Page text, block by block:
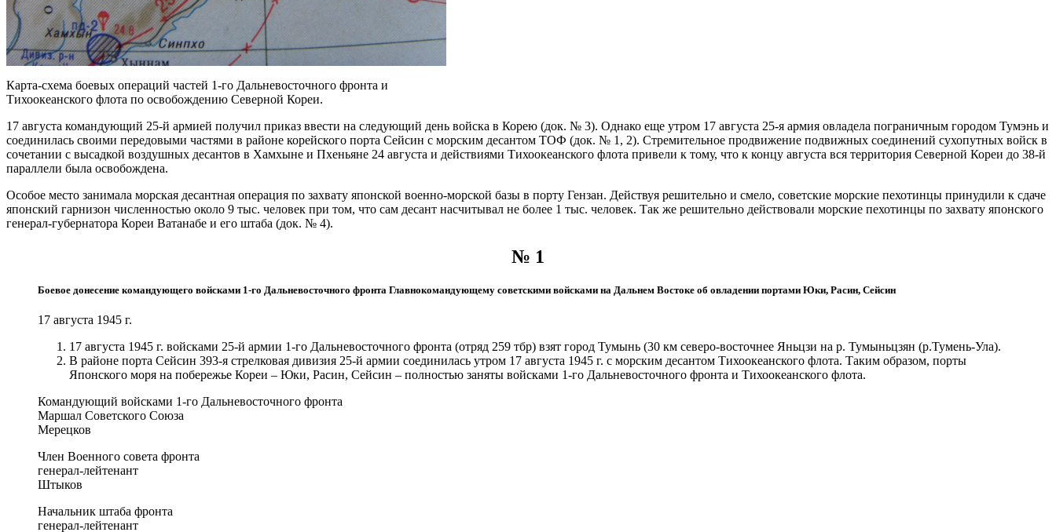
Карта-схема боевых операций частей 1-го Дальневосточного фронта и
Тихоокеанского флота по освобождению Северной Кореи.
17 августа командующий 25-й армией получил приказ ввести на следующий день войска в Корею (док. № 3). Однако еще утром 17 августа 25-я армия овладела пограничным городом Тумэнь и
соединилась своими передовыми частями в районе корейского порта Сейсин с морским десантом ТОФ (док. № 1, 2). Стремительное продвижение подвижных соединений сухопутных войск в
сочетании с высадкой воздушных десантов в Хамхыне и Пхеньяне 24 августа и действиями Тихоокеанского флота привели к тому, что к концу августа вся территория Северной Кореи до 38-й
параллели была освобождена.
Особое место занимала морская десантная операция по захвату японской военно-морской базы в порту Гензан. Действуя решительно и смело, советские морские пехотинцы принудили к сдаче
японский гарнизон численностью около 9 тыс. человек при том, что сам десант насчитывал не более 1 тыс. человек. Так же решительно действовали морские пехотинцы по захвату японского
генерал-губернатора Кореи Ватанабе и его штаба (док. № 4).
№ 1
Боевое донесение командующего войсками 1-го Дальневосточного фронта Главнокомандующему советскими войсками на Дальнем Востоке об овладении портами Юки, Расин, Сейсин
17 августа 1945 г.
17 августа 1945 г. войсками 25-й армии 1-го Дальневосточного фронта (отряд 259 тбр) взят город Тумынь (30 км северо-восточнее Яньцзи на р. Тумыньцзян (р.Тумень-Ула).
В районе порта Сейсин 393-я стрелковая дивизия 25-й армии соединилась утром 17 августа 1945 г. с морским десантом Тихоокеанского флота. Таким образом, порты
Японского моря на побережье Кореи – Юки, Расин, Сейсин – полностью заняты войсками 1-го Дальневосточного фронта и Тихоокеанского флота.
Командующий войсками 1-го Дальневосточного фронта
Маршал Советского Союза
Мерецков
Член Военного совета фронта
генерал-лейтенант
Штыков
Начальник штаба фронта
генерал-лейтенант